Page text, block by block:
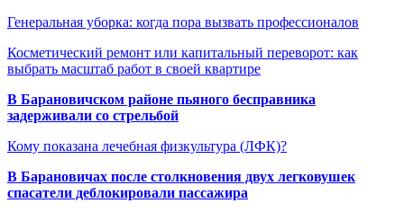
Генеральная уборка: когда пора вызвать профессионалов
Косметический ремонт или капитальный переворот: как
выбрать масштаб работ в своей квартире
В Барановичском районе пьяного бесправника
задерживали со стрельбой
Кому показана лечебная физкультура (ЛФК)?
В Барановичах после столкновения двух легковушек
спасатели деблокировали пассажира